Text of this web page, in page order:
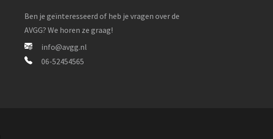
Ben je geïnteresseerd of heb je vragen over de
AVGG? We horen ze graag!
info@avgg.nl
06-52454565